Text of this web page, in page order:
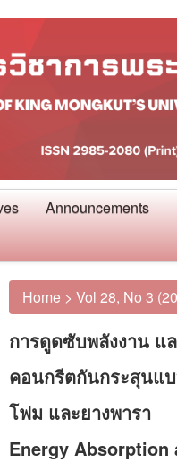
Announcements
Home > Vol 28, No 3
การดูดซับพลังงาน แ
คอนกรีตกันกระสุนแ
โฟม และยางพารา
Energy Absorption